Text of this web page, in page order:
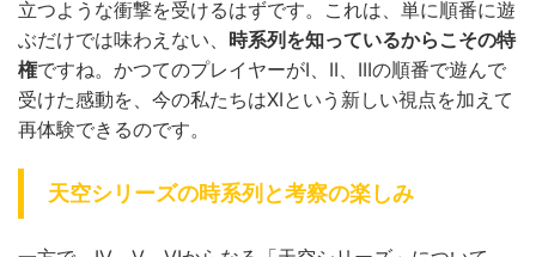
立つような衝撃を受けるはずです。これは、単に順番に遊
ぶだけでは味わえない、 時系列を知っているからこその特
権ですね。かつてのプレイヤーがI、II、IIIの順番で遊んで
受けた感動を、今の私たちはXIという新しい視点を加えて
再体験できるのです。
天空シリーズの時系列と考察の楽しみ